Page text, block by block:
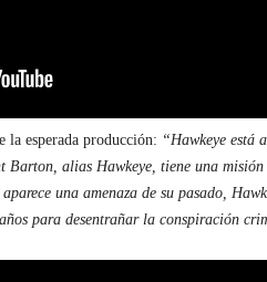
la esperada producción: “Hawkeye está
alias Hawkeye, tiene una misión
una amenaza de su pasado,
para desentrañar la conspiración